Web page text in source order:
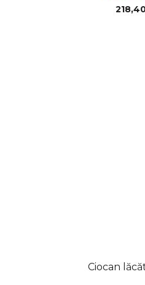
Ciocan